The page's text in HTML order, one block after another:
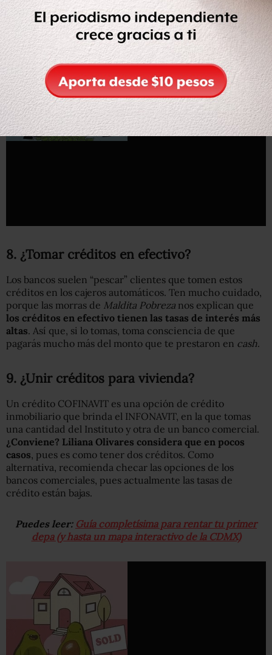
Si rentas, puedes vivir en una colonia en la que,
probablemente, sea muy difícil adquirir un inmueble
Además, cuando te animas a tomar un crédito
hipotecario, no es seguro que con los años la zona en
donde compraste tenga la plusvalía prometida.
8. ¿Tomar créditos en efectivo?
Los bancos suelen “pescar” clientes que tomen estos
créditos en los cajeros automáticos. Ten mucho cuidado,
porque las morras de Maldita Pobreza nos explican que
los créditos en efectivo tienen las tasas de interés más
altas. Así que, si lo tomas, toma consciencia de que
pagarás mucho más del monto que te prestaron en cash.
9. ¿Unir créditos para vivienda?
Un crédito COFINAVIT es una opción de crédito
inmobiliario que brinda el INFONAVIT, en la que tomas
una cantidad del Instituto y otra de un banco comercial.
¿Conviene? Liliana Olivares considera que en pocos
casos , pues es como tener dos créditos. Como
alternativa, recomienda checar las opciones de los
bancos comerciales, pues actualmente las tasas de
crédito están bajas.
Puedes leer: Guía completísima para rentar tu primer
depa (y hasta un mapa interactivo de la CDMX)